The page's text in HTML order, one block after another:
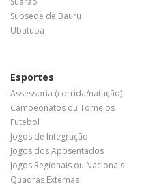
Subsede de Bauru
Ubatuba
Esportes
Assessoria (corrida/natação)
Campeonatos ou Torneios
Futebol
Jogos de Integração
Jogos dos Aposentados
Jogos Regionais ou Nacionais
Quadras Externas